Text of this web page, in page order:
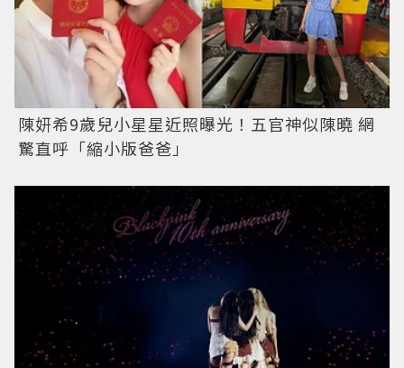
陳妍希9歲兒小星星近照曝光！五官神似陳曉 網
驚直呼「縮小版爸爸」